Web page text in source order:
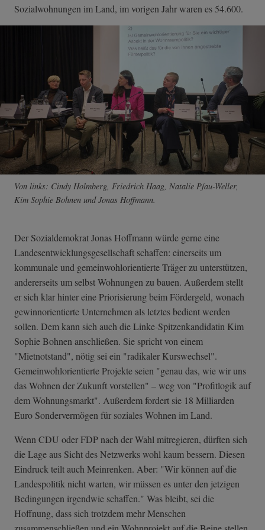
Sozialwohnungen im Land, im vorigen Jahr waren es 54.600.
Von links: Cindy Holmberg, Friedrich Haag, Natalie Pfau-Weller,
Kim Sophie Bohnen und Jonas Hoffmann.
Der Sozialdemokrat Jonas Hoffmann würde gerne eine
Landesentwicklu­ngsgesellschaft schaffen: einerseits um
kommunale und gemeinwohlorientierte Träger zu unterstützen,
andererseits um selbst Wohnungen zu bauen. Außerdem stellt
er sich klar hinter eine Priorisierung beim Fördergeld, wonach
gewinnorientierte Unternehmen als letztes bedient werden
sollen. Dem kann sich auch die Linke-Spitzenkandidatin Kim
Sophie Bohnen anschließen. Sie spricht von einem
"Mietnotstand", nötig sei ein "radikaler Kurswechsel".
Gemeinwohlorientierte Projekte seien "genau das, wie wir uns
das Wohnen der Zukunft vorstellen" – weg von "Profitlogik auf
dem Wohnungsmarkt". Außerdem fordert sie 18 Milliarden
Euro Sondervermögen für soziales Wohnen im Land.
Wenn CDU oder FDP nach der Wahl mitregieren, dürften sich
die Lage aus Sicht des Netzwerks wohl kaum bessern. Diesen
Eindruck teilt auch Meinrenken. Aber: "Wir können auf die
Landespolitik nicht warten, wir müssen es unter den jetzigen
Bedingungen irgendwie schaffen." Was bleibt, sei die
Hoffnung, dass sich trotzdem mehr Menschen